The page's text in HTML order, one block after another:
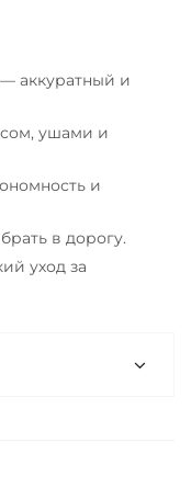
аккуратный и
ушами и
и
в дорогу.
уход за